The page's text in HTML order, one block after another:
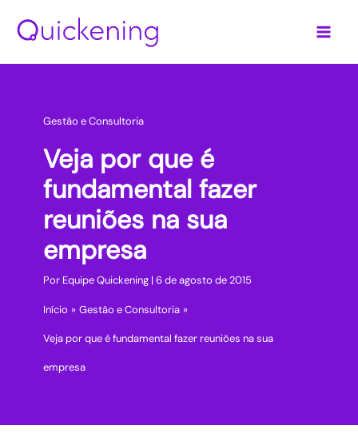
para
Gestão e Consultoria
Veja por que é
fundamental fazer
reuniões na sua
empresa
Por Equipe Quickening | 6 de agosto de 2015
Início Gestão e Consultoria
Veja por que é fundamental fazer reuniões na sua
empresa